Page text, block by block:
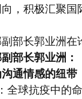
，积极汇聚国
部长郭业洲在
部长郭业洲：
通情感的纽带
球抗疫中的命